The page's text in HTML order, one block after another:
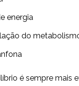
energia
do
é sempre mais